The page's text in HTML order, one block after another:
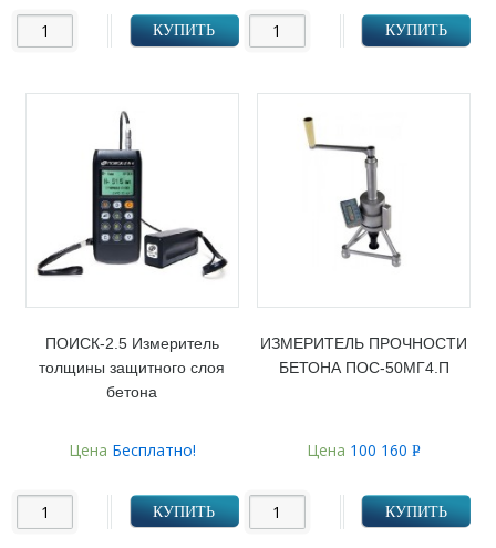
КУПИТЬ КУПИТЬ
ПОИСК-2.5 Измеритель
толщины защитного слоя
бетона
Цена Бесплатно!
КУПИТЬ
ИЗМЕРИТЕЛЬ ПРОЧНОСТИ
БЕТОНА ПОС-50МГ4.П
Цена 100 160Р
КУПИТЬ